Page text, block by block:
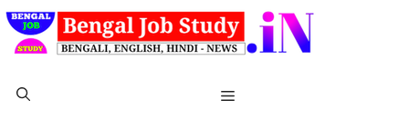
Skip
to
content
Menu